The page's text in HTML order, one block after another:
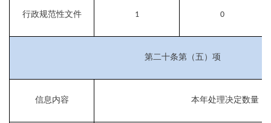
行政规范性文件 1 0
第二十条第（五）项
信息内容 本年处理决定数量